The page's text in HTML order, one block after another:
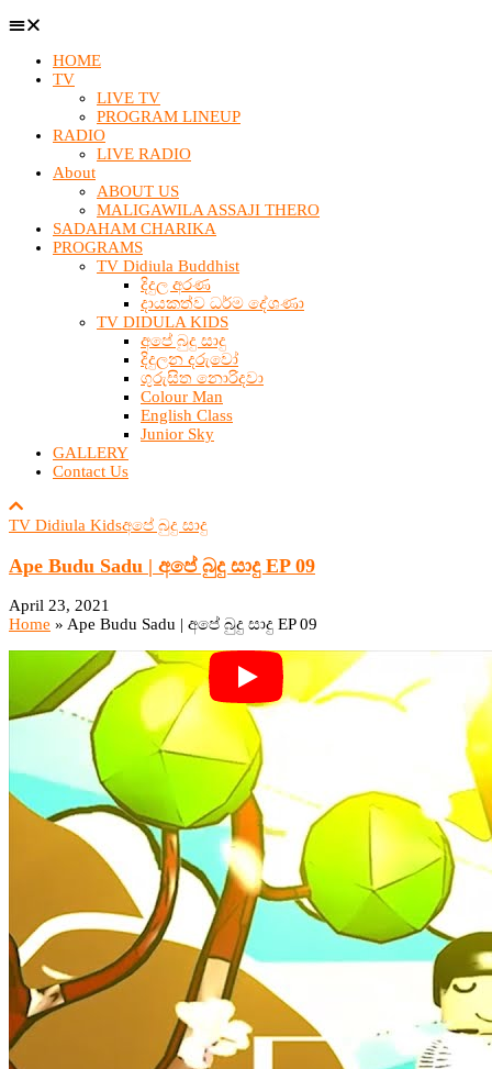
HOME
TV
LIVE TV
PROGRAM LINEUP
RADIO
LIVE RADIO
About
ABOUT US
MALIGAWILA ASSAJI THERO
SADAHAM CHARIKA
PROGRAMS
TV Didiula Buddhist
දිදුල අරණ
දායකත්ව ධර්ම දේශණා
TV DIDULA KIDS
අපේ බුදු සාදු
දිදුලන දරුවෝ
ගුරුසිත නොරිදවා
Colour Man
English Class
Junior Sky
GALLERY
Contact Us
TV Didiula Kidsඅපේ බුදු සාදු
Ape Budu Sadu | අපේ බුදු සාදු EP 09
April 23, 2021
Home » Ape Budu Sadu | අපේ බුදු සාදු EP 09